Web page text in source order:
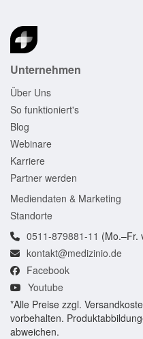
Unternehmen
Über Uns
So funktioniert's
Blog
Webinare
Karriere
Partner werden
Mediendaten & Marketing
Standorte
0511-879881-11 (Mo.–Fr.
kontakt@medizinio.de
Facebook
Youtube
*Alle Preise zzgl.
vorbehalten.
abweichen.